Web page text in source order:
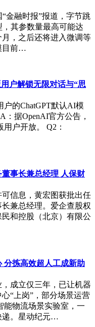
“金融时报”报道，字节跳
其参数量最高可能达
，之后还将进入微调等
目前…
户解锁无限对话与“思
的ChatGPT默认AI模
：据OpenAI官方公告，
户开放。 Q2：
事长兼总经理 人保财
信息，黄宏图获批出任
兼总经理。爱企查股权
和控股（北京）有限公
分拣高效超人工成新助
成立仅三年，已让机器
“上岗”，部分场景运营
能物流场景实验室，一
递。星动纪元…